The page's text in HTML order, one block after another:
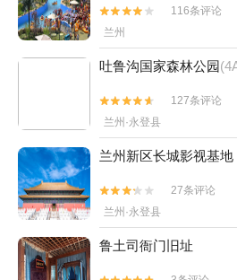


116条评论
兰州
吐鲁沟国家森林公园


127条评论
兰州·永登县
兰州新区长城影视基地


27条评论
兰州·永登县
鲁土司衙门旧址